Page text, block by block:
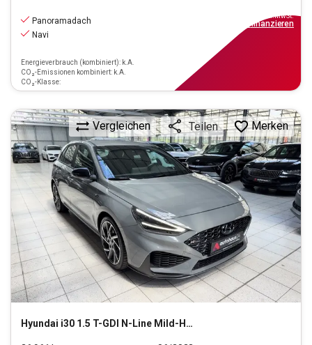
Panoramadach
Navi
Energieverbrauch (kombiniert): k.A.
CO₂-Emissionen kombiniert: k.A.
CO₂-Klasse:
inkl.MwSt.
finanzieren
Hyundai i30 1.5 T-GDI N-Line Mild-Hybrid (EURO 6d)(OPF)
Vergleichen Teilen Merken